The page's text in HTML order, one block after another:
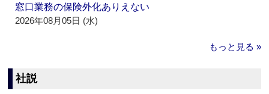
窓口業務の保険外化ありえない
2026年08月05日 (水)
もっと見る »
社説